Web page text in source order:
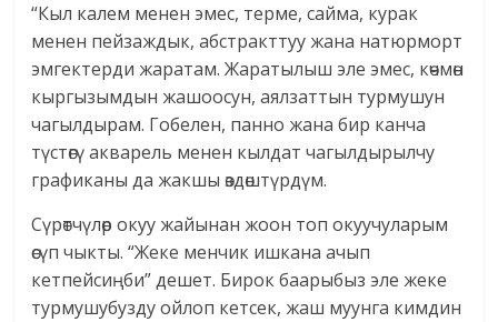
“Кыл калем менен эмес, терме, сайма, курак
менен пейзаждык, абстракттуу жана натюрморт
эмгектерди жаратам. Жаратылыш эле эмес, көчмөн
кыргызымдын жашоосун, аялзаттын турмушун
чагылдырам. Гобелен, панно жана бир канча
түстөгү акварель менен кылдат чагылдырылчу
графиканы да жакшы өздөштүрдүм.
Сүрөтчүлөр окуу жайынан жоон топ окуучуларым
өсүп чыкты. “Жеке менчик ишкана ачып
кетпейсиңби” дешет. Бирок баарыбыз эле жеке
турмушубузду ойлоп кетсек, жаш муунга кимдин